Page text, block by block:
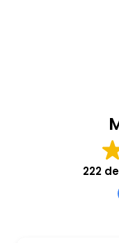
222